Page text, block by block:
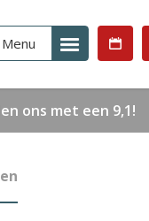
ons met een 9,1!
Menu